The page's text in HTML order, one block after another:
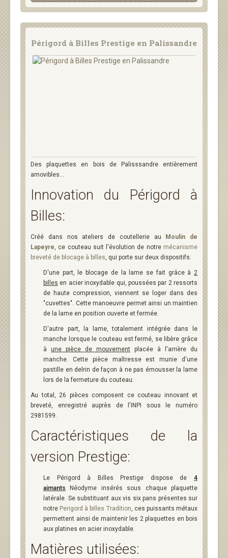
Périgord à Billes Prestige en Palissandre
Des plaquettes en bois de Palisssandre entièrement
amovibles...
Innovation du Périgord à
Billes:
Créé dans nos ateliers de coutellerie au
Moulin de
Lapeyre, ce couteau suit l'évolution de notre mécanisme
breveté de blocage à billes, qui porte sur deux dispositifs:
D'une part, le blocage de la lame se fait grâce à 2
billes en acier inoxydable qui, poussées par 2 ressorts
de haute compression, viennent se loger dans des
"cuvettes". Cette manoeuvre permet ainsi un maintien
de la lame en position ouverte et fermée.
D'autre part, la lame, totalement intégrée dans le
manche lorsque le couteau est fermé, se libère grâce
à une pièce de mouvement placée à l'arrière du
manche. Cette pièce maîtresse est munie d'une
pastille en delrin de façon à ne pas émousser la lame
lors de la fermeture du couteau.
Au total, 26 pièces composent ce couteau innovant et
breveté, enregistré auprès de l'INPI sous le numéro
2981599.
Caractéristiques de la
version Prestige:
Le Périgord à Billes Prestige dispose de 4
aimants Néodyme insérés sous chaque plaquette
latérale. Se substituant aux vis six pans présentes sur
notre Perigord à billes Tradition, ces puissants métaux
permettent ainsi de maintenir les 2 plaquettes en bois
aux platines en acier inoxydable.
Matières utilisées: